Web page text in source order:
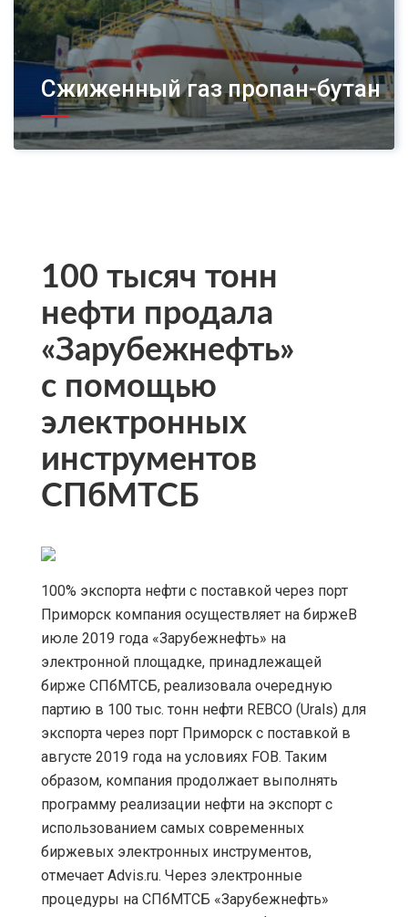
Сжиженный газ пропан-бутан
100 тысяч тонн
нефти продала
«Зарубежнефть»
с помощью
электронных
инструментов
СПбМТСБ
100% экспорта нефти с поставкой через порт
Приморск компания осуществляет на биржеВ
июле 2019 года «Зарубежнефть» на
электронной площадке, принадлежащей
бирже СПбМТСБ, реализовала очередную
партию в 100 тыс. тонн нефти REBCO (Urals) для
экспорта через порт Приморск c поставкой в
августе 2019 года на условиях FOB. Таким
образом, компания продолжает выполнять
программу реализации нефти на экспорт с
использованием самых современных
биржевых электронных инструментов,
отмечает Advis.ru. Через электронные
процедуры на СПбМТСБ «Зарубежнефть»